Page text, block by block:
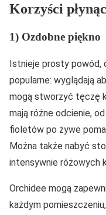
Korzyści
1) Ozdobne piękno
Istnieje prosty
popularne: wyglądają
mogą stworzyć tęczę
mają różne odcienie,
fioletów po żywe
Można także nabyć
intensywnie różowych
Orchidee mogą
każdym